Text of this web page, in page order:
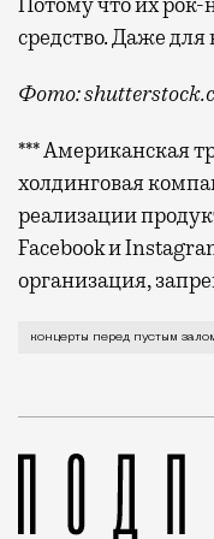
средство. Даже для
Фото:
*** Американская
холдинговая
реализации
Facebook и
организация,
концерты перед пустым